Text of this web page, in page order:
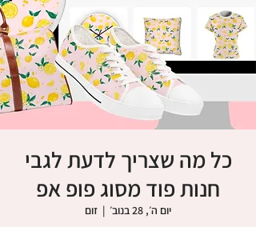
כל מה שצריך לדעת לגבי
חנות פוד מסוג פופ אפ
יום ה׳, 28 בנוב׳
  |
זום